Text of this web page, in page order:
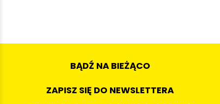
BĄDŹ NA BIEŻĄCO
ZAPISZ SIĘ DO NEWSLETTERA